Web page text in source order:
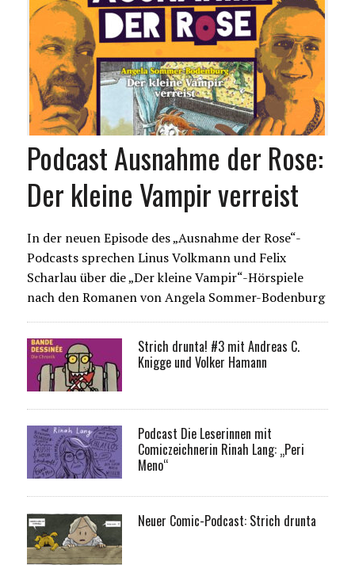
Podcast Ausnahme der Rose:
Der kleine Vampir verreist
In der neuen Episode des „Ausnahme der Rose“-
Podcasts sprechen Linus Volkmann und Felix
Scharlau über die „Der kleine Vampir“-Hörspiele
nach den Romanen von Angela Sommer-Bodenburg
Strich drunta! #3 mit Andreas C.
Knigge und Volker Hamann
Podcast Die Leserinnen mit
Comiczeichnerin Rinah Lang: „Peri
Meno“
Neuer Comic-Podcast: Strich drunta